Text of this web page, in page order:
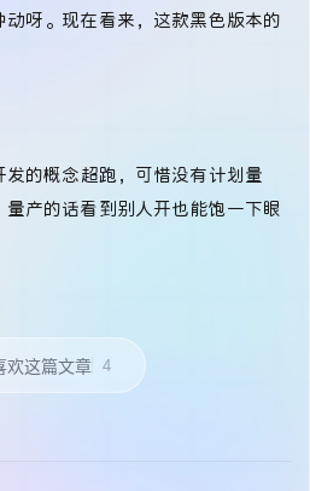
呀。现在看来，这款黑色版本的
的概念超跑，可惜没有计划量
产的话看到别人开也能饱一下眼
欢这篇文章 4